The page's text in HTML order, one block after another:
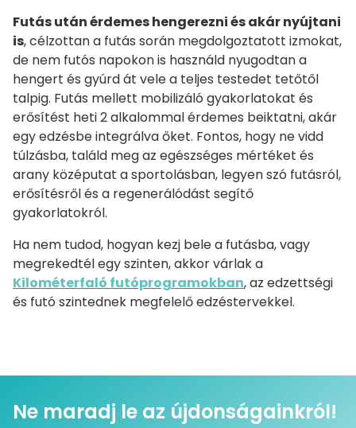
Futás után érdemes hengerezni és akár nyújtani
is, célzottan a futás során megdolgoztatott izmokat,
de nem futós napokon is használd nyugodtan a
hengert és gyúrd át vele a teljes testedet tetőtől
talpig. Futás mellett mobilizáló gyakorlatokat és
erősítést heti 2 alkalommal érdemes beiktatni, akár
egy edzésbe integrálva őket. Fontos, hogy ne vidd
túlzásba, találd meg az egészséges mértéket és
arany középutat a sportolásban, legyen szó futásról,
erősítésről és a regenerálódást segítő
gyakorlatokról.
Ha nem tudod, hogyan kezj bele a futásba, vagy
megrekedtél egy szinten, akkor várlak a
Kilométerfaló futóprogramokban, az edzettségi
és futó szintednek megfelelő edzéstervekkel.
Ne maradj le az újdonságainkról!